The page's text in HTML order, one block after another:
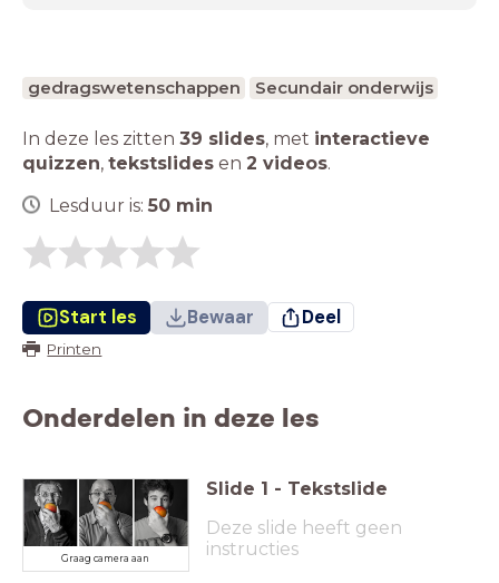
gedragswetenschappen Secundair onderwijs
In deze les zitten 39 slides, met interactieve
quizzen, tekstslides en 2 videos.
Lesduur is: 50 min
Start les Bewaar Deel
Printen
Onderdelen in deze les
Graag camera aan
Slide 1 - Tekstslide
Deze slide heeft geen
instructies